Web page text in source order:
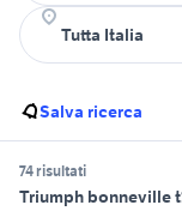
Salva ricerca
74 risultati
Triumph bonneville